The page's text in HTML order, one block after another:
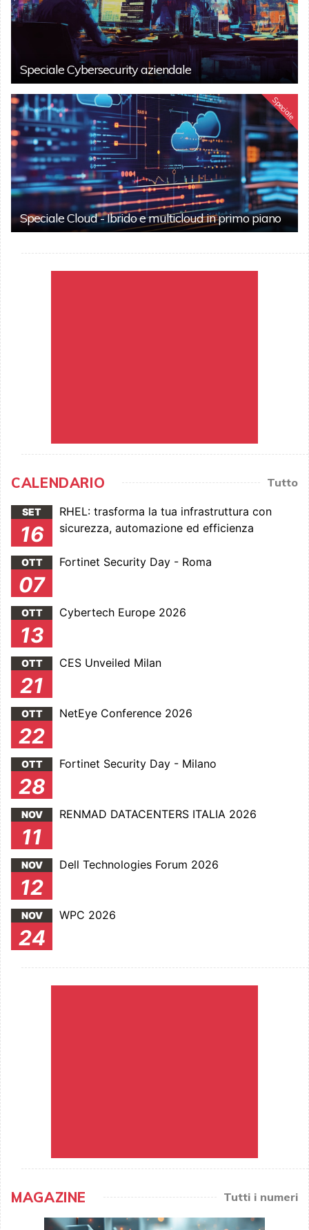
Speciale Cybersecurity aziendale
Speciale
Speciale Cloud - Ibrido e multicloud in primo piano
CALENDARIO Tutto
SET
16
RHEL: trasforma la tua infrastruttura con
sicurezza, automazione ed efficienza
OTT
07
Fortinet Security Day - Roma
OTT
13
Cybertech Europe 2026
OTT
21
CES Unveiled Milan
OTT
22
NetEye Conference 2026
OTT
28
Fortinet Security Day - Milano
NOV
11
RENMAD DATACENTERS ITALIA 2026
NOV
12
Dell Technologies Forum 2026
NOV
24
WPC 2026
MAGAZINE Tutti i numeri